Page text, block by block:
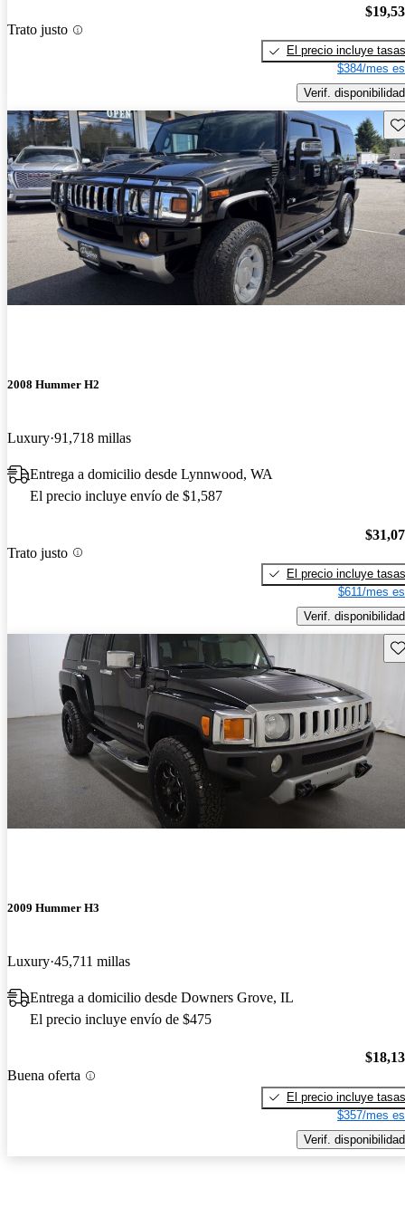
Trato justo
El precio incluye tasas
$384/mes
Verif. disponibilidad
2008 Hummer H2
Luxury 91,718 millas
Entrega a domicilio desde Lynnwood, WA
El precio incluye envío de $1,587
Trato justo
El precio incluye tasas
$611/mes
Verif. disponibilidad
2009 Hummer H3
Luxury 45,711 millas
Entrega a domicilio desde Downers Grove, IL
El precio incluye envío de $475
Buena oferta
El precio incluye tasas
$357/mes
Verif. disponibilidad